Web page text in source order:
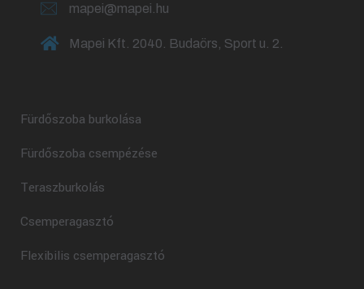
mapei@mapei.hu
Mapei Kft. 2040. Budaörs, Sport u. 2.
Fürdőszoba burkolása
Fürdőszoba csempézése
Teraszburkolás
Csemperagasztó
Flexibilis csemperagasztó